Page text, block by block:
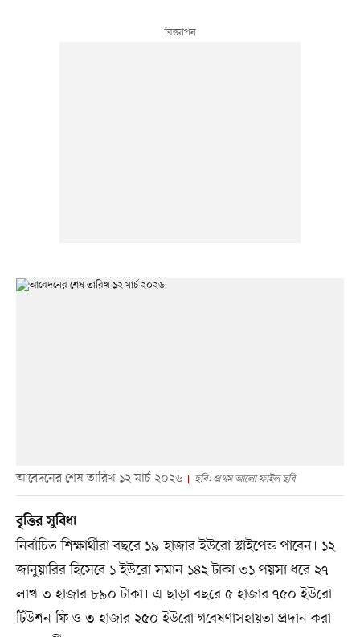
আবেদনের শেষ তারিখ ১২ মার্চ ২০২৬ ছবি: প্রথম আলো ফাইল ছবি
বৃত্তির সুবিধা
নির্বাচিত শিক্ষার্থীরা বছরে ১৯ হাজার ইউরো স্টাইপেন্ড পাবেন। ১২
জানুয়ারির হিসেবে ১ ইউরো সমান ১৪২ টাকা ৩১ পয়সা ধরে ২৭
লাখ ৩ হাজার ৮৯০ টাকা। এ ছাড়া বছরে ৫ হাজার ৭৫০ ইউরো
টিউশন ফি ও ৩ হাজার ২৫০ ইউরো গবেষণাসহায়তা প্রদান করা